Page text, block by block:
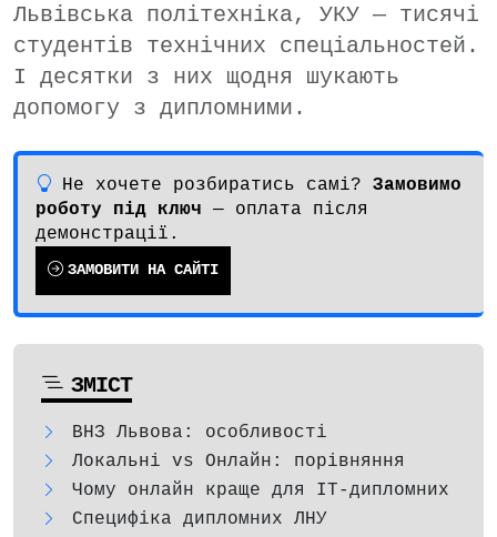
Львівська політехніка, УКУ — тисячі
студентів технічних спеціальностей.
І десятки з них щодня шукають
допомогу з дипломними.
Не хочете розбиратись самі? Замовимо
роботу під ключ — оплата після
демонстрації.
ЗАМОВИТИ НА САЙТІ
ЗМІСТ
ВНЗ Львова: особливості
Локальні vs Онлайн: порівняння
Чому онлайн краще для IT-дипломних
Специфіка дипломних ЛНУ